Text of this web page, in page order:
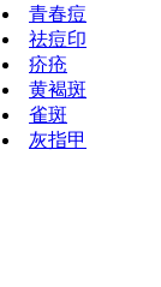
青春痘
祛痘印
疥疮
黄褐斑
雀斑
灰指甲